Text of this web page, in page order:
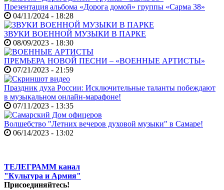
Презентация альбома «Дорога домой» группы «Сарма 38»
04/11/2024 - 18:28
ЗВУКИ ВОЕННОЙ МУЗЫКИ В ПАРКЕ
08/09/2023 - 18:30
ПРЕМЬЕРА НОВОЙ ПЕСНИ – «ВОЕННЫЕ АРТИСТЫ»
07/21/2023 - 21:59
Праздник духа России: Исключительные таланты побеждают
в музыкальном онлайн-марафоне!
07/11/2023 - 13:35
Волшебство "Летних вечеров духовой музыки" в Самаре!
06/14/2023 - 13:02
ТЕЛЕГРАММ канал
"Культура и Армия"
Присоединяйтесь!